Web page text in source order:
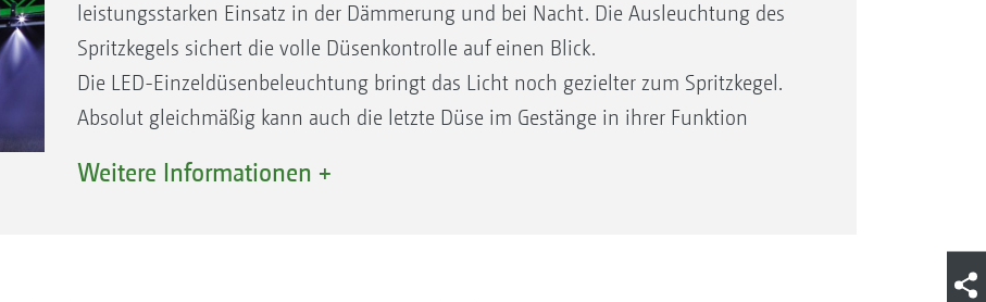
leistungsstarken Einsatz in der Dämmerung und bei Nacht. Die Ausleuchtung des
Spritzkegels sichert die volle Düsen­kontrolle auf einen Blick.
Die LED-Einzeldüsenbeleuchtung bringt das Licht noch gezielter zum Spritzkegel.
Absolut gleich­mäßig kann auch die letzte Düse im Gestänge in ihrer ­Funktion
Weitere Informationen +